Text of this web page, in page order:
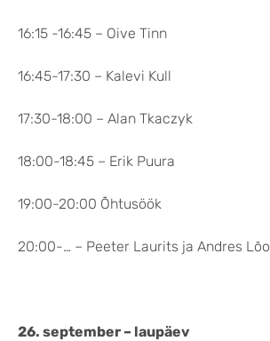
16:15 -16:45 – Oive Tinn
16:45-17:30 – Kalevi Kull
17:30-18:00 – Alan Tkaczyk
18:00-18:45 – Erik Puura
19:00-20:00 Õhtusöök
20:00-… – Peeter Laurits ja Andres Lõo
26. september – laupäev